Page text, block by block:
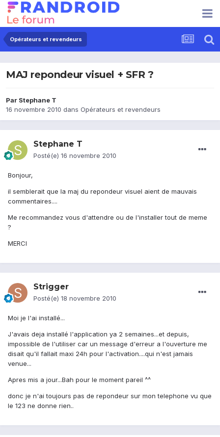
Opérateurs et revendeurs
MAJ repondeur visuel + SFR ?
Par Stephane T
16 novembre 2010 dans Opérateurs et revendeurs
Stephane T
Posté(e) 16 novembre 2010
Bonjour,
il semblerait que la maj du repondeur visuel aient de mauvais
commentaires....
Me recommandez vous d'attendre ou de l'installer tout de meme
?
MERCI
Strigger
Posté(e) 18 novembre 2010
Moi je l'ai installé...
J'avais deja installé l'application ya 2 semaines...et depuis,
impossible de l'utiliser car un message d'erreur a l'ouverture me
disait qu'il fallait maxi 24h pour l'activation....qui n'est jamais
venue...
Apres mis a jour...Bah pour le moment pareil ^^
donc je n'ai toujours pas de repondeur sur mon telephone vu que
le 123 ne donne rien..